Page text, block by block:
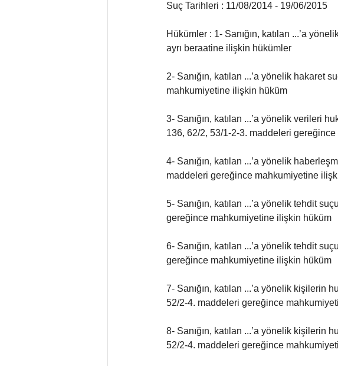
Suç Tarihleri : 11/08/2014 - 19/06/2015
Hükümler : 1- Sanığın, katılan ...’a
ayrı beraatine ilişkin hükümler
2- Sanığın, katılan ...’a yönelik hakaret
mahkumiyetine ilişkin hüküm
3- Sanığın, katılan ...’a yönelik verileri
136, 62/2, 53/1-2-3. maddeleri
4- Sanığın, katılan ...’a yönelik
maddeleri gereğince mahkumiyetine
5- Sanığın, katılan ...’a yönelik tehdit
gereğince mahkumiyetine ilişkin hüküm
6- Sanığın, katılan ...’a yönelik tehdit
gereğince mahkumiyetine ilişkin hüküm
7- Sanığın, katılan ...’a yönelik kişilerin
52/2-4. maddeleri gereğince
8- Sanığın, katılan ...’a yönelik kişilerin
52/2-4. maddeleri gereğince